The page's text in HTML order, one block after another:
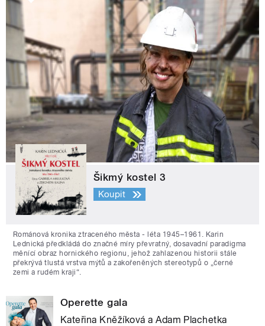
Šikmý kostel 3
Koupit
Románová kronika ztraceného města - léta 1945–1961. Karin
Lednická předkládá do značné míry převratný, dosavadní paradigma
měnící obraz hornického regionu, jehož zahlazenou historii stále
překrývá tlustá vrstva mýtů a zakořeněných stereotypů o „černé
zemi a rudém kraji“.
Operette gala
Kateřina Kněžíková a Adam Plachetka